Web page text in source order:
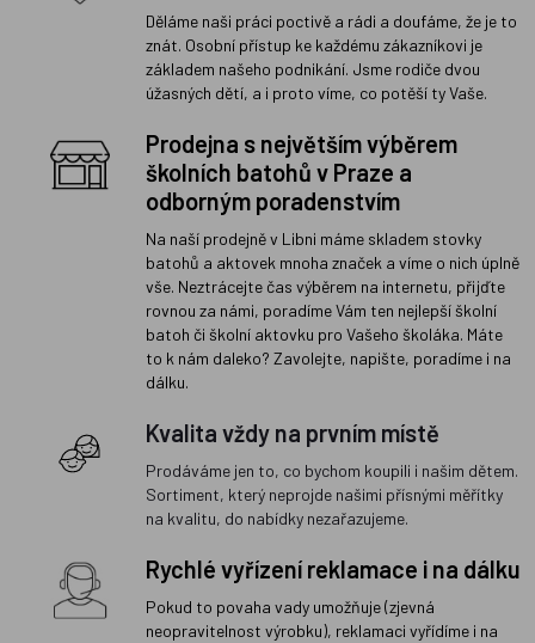
Děláme naši práci poctivě a rádi a doufáme, že je to
znát. Osobní přístup ke každému zákazníkovi je
základem našeho podnikání. Jsme rodiče dvou
úžasných dětí, a i proto víme, co potěší ty Vaše.
Prodejna s největším výběrem
školních batohů v Praze a
odborným poradenstvím
Na naší prodejně v Libni máme skladem stovky
batohů a aktovek mnoha značek a víme o nich úplně
vše. Neztrácejte čas výběrem na internetu, přijďte
rovnou za námi, poradíme Vám ten nejlepší školní
batoh či školní aktovku pro Vašeho školáka. Máte
to k nám daleko? Zavolejte, napište, poradíme i na
dálku.
Kvalita vždy na prvním místě
Prodáváme jen to, co bychom koupili i našim dětem.
Sortiment, který neprojde našimi přísnými měřítky
na kvalitu, do nabídky nezařazujeme.
Rychlé vyřízení reklamace i na dálku
Pokud to povaha vady umožňuje (zjevná
neopravitelnost výrobku), reklamaci vyřídíme i na